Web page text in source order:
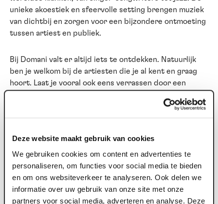
Deze website maakt gebruik van cookies
We gebruiken cookies om content en advertenties te
personaliseren, om functies voor social media te bieden
en om ons websiteverkeer te analyseren. Ook delen we
informatie over uw gebruik van onze site met onze
partners voor social media, adverteren en analyse. Deze
unieke akoestiek en sfeervolle setting brengen muziek
van dichtbij en zorgen voor een bijzondere ontmoeting
tussen artiest en publiek.
Bij Domani valt er altijd iets te ontdekken. Natuurlijk
ben je welkom bij de artiesten die je al kent en graag
hoort. Laat je vooral ook eens verrassen door een
wordt met zorg samengesteld en staat garant voor
kwaliteit.
Domani Zingt krijgt dit seizoen een vervolg en staat
vaker op de agenda. Samen zingen, verbinden en de
kracht van muziek ervaren blijkt telkens weer een
bijzondere ervaring.